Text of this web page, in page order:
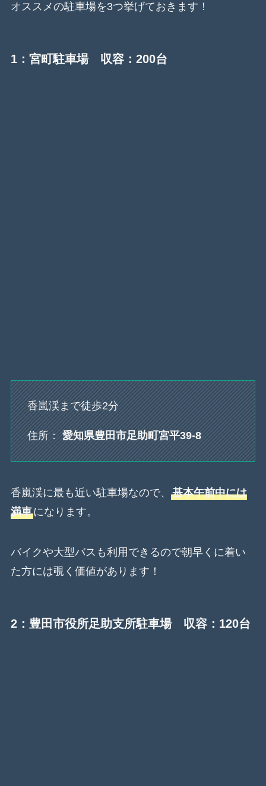
オススメの駐車場を3つ挙げておきます！
1： 宮町駐車場収容：200台
香嵐渓まで徒歩2分
住所： 愛知県豊田市足助町宮平39-8
香嵐渓に最も近い駐車場なので、 基本午前中には
満車になります。
バイクや大型バスも利用できるので朝早くに着い
た方には覗く価値があります！
2： 豊田市役所足助支所駐車場収容：120台